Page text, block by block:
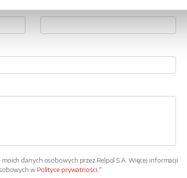
danych osobowych przez Relpol S.A. Więcej informacji
w Polityce prywatności.*